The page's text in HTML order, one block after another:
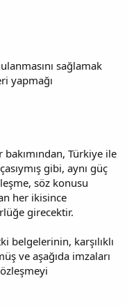
sağlamak
yapmağı
bakımından, Türkiye ile
gibi, aynı güç
söz konusu
her ikisince
girecektir.
belgelerinin, karşılıklı
ve aşağıda imzaları